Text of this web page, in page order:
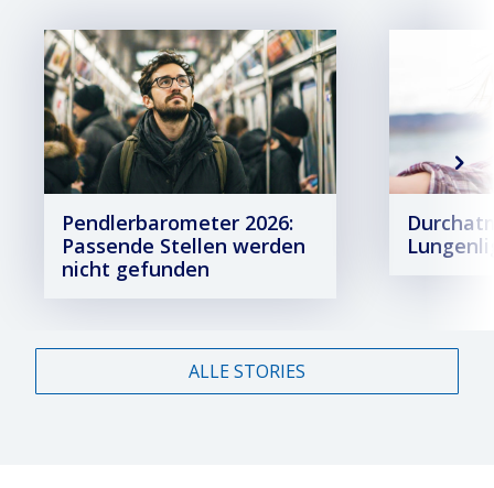
Pendlerbarometer 2026:
Passende Stellen werden
nicht gefunden
ALLE STORIES